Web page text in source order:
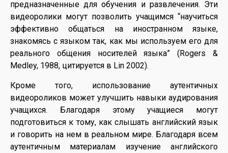
предназначенные для обучения и развлечения. Эти
видеоролики могут позволить учащимся “научиться
эффективно общаться на иностранном языке,
знакомясь с языком так, как мы используем его для
реального общения носителей языка” (Rogers &
Medley, 1988, цитируется в Lin 2002).
Кроме того, использование аутентичных
видеороликов может улучшить навыки аудирования
учащихся. Благодаря этому учащиеся могут
подготовиться к тому, как слышать английский язык
и говорить на нем в реальном мире. Благодаря всем
аутентичным материалам изучение английского